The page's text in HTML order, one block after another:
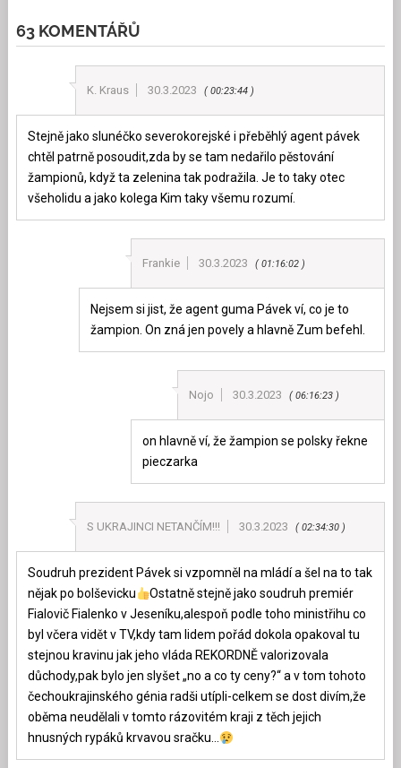
63 KOMENTÁŘŮ
K. Kraus 30.3.2023 00:23:44
Stejně jako slunéčko severokorejské i přeběhlý agent pávek
chtěl patrně posoudit,zda by se tam nedařilo pěstování
žampionů, když ta zelenina tak podražila. Je to taky otec
všeholidu a jako kolega Kim taky všemu rozumí.
Frankie 30.3.2023 01:16:02
Nejsem si jist, že agent guma Pávek ví, co je to
žampion. On zná jen povely a hlavně Zum befehl.
Nojo 30.3.2023 06:16:23
on hlavně ví, že žampion se polsky řekne
pieczarka
S UKRAJINCI NETANČÍM!!! 30.3.2023 02:34:30
Soudruh prezident Pávek si vzpomněl na mládí a šel na to tak
nějak po bolševicku
Ostatně stejně jako soudruh premiér
Fialovič Fialenko v Jeseníku,alespoň podle toho ministřihu co
byl včera vidět v TV,kdy tam lidem pořád dokola opakoval tu
stejnou kravinu jak jeho vláda REKORDNĚ valorizovala
důchody,pak bylo jen slyšet „no a co ty ceny?“ a v tom tohoto
čechoukrajinského génia radši utípli-celkem se dost divím,že
oběma neudělali v tomto rázovitém kraji z těch jejich
hnusných rypáků krvavou sračku…